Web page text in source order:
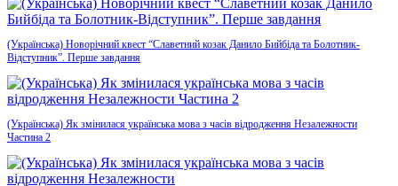
(Українська) Новорічний квест “Славетний козак Данило Бийбіда та Болотник-
Відступник”. Перше завдання
(Українська) Як змінилася українська мова з часів відродження Незалежности
Частина 2